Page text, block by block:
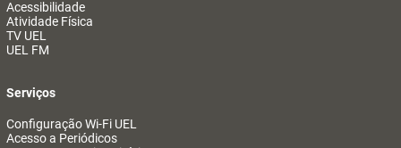
Acessibilidade
Atividade Física
TV UEL
UEL FM
Serviços
Configuração Wi-Fi UEL
Acesso a Periódicos